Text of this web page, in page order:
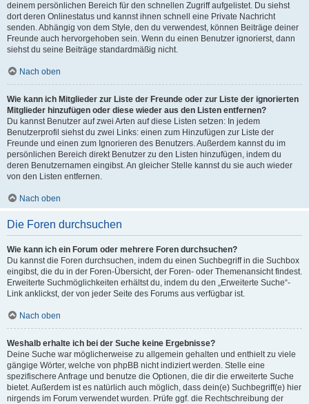
deinem persönlichen Bereich für den schnellen Zugriff aufgelistet. Du siehst
dort deren Onlinestatus und kannst ihnen schnell eine Private Nachricht
senden. Abhängig von dem Style, den du verwendest, können Beiträge deiner
Freunde auch hervorgehoben sein. Wenn du einen Benutzer ignorierst, dann
siehst du seine Beiträge standardmäßig nicht.
Nach oben
Wie kann ich Mitglieder zur Liste der Freunde oder zur Liste der ignorierten
Mitglieder hinzufügen oder diese wieder aus den Listen entfernen?
Du kannst Benutzer auf zwei Arten auf diese Listen setzen: In jedem
Benutzerprofil siehst du zwei Links: einen zum Hinzufügen zur Liste der
Freunde und einen zum Ignorieren des Benutzers. Außerdem kannst du im
persönlichen Bereich direkt Benutzer zu den Listen hinzufügen, indem du
deren Benutzernamen eingibst. An gleicher Stelle kannst du sie auch wieder
von den Listen entfernen.
Nach oben
Die Foren durchsuchen
Wie kann ich ein Forum oder mehrere Foren durchsuchen?
Du kannst die Foren durchsuchen, indem du einen Suchbegriff in die Suchbox
eingibst, die du in der Foren-Übersicht, der Foren- oder Themenansicht findest.
Erweiterte Suchmöglichkeiten erhältst du, indem du den „Erweiterte Suche“-
Link anklickst, der von jeder Seite des Forums aus verfügbar ist.
Nach oben
Weshalb erhalte ich bei der Suche keine Ergebnisse?
Deine Suche war möglicherweise zu allgemein gehalten und enthielt zu viele
gängige Wörter, welche von phpBB nicht indiziert werden. Stelle eine
spezifischere Anfrage und benutze die Optionen, die dir die erweiterte Suche
bietet. Außerdem ist es natürlich auch möglich, dass dein(e) Suchbegriff(e) hier
nirgends im Forum verwendet wurden. Prüfe ggf. die Rechtschreibung der